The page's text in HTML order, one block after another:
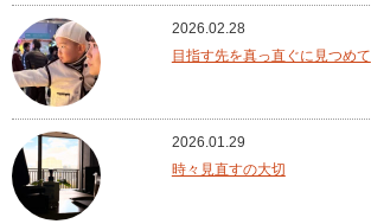
2026.02.28
目指す先を真っ直ぐに見つめて
2026.01.29
時々見直すの大切